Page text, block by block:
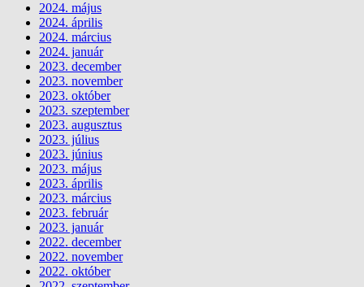
2024. május
2024. április
2024. március
2024. január
2023. december
2023. november
2023. október
2023. szeptember
2023. augusztus
2023. július
2023. június
2023. május
2023. április
2023. március
2023. február
2023. január
2022. december
2022. november
2022. október